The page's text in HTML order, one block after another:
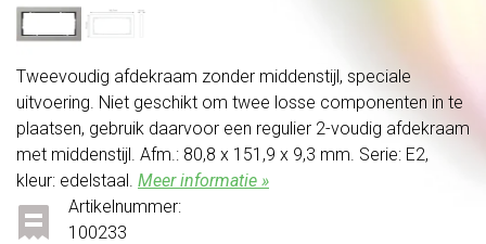
Tweevoudig afdekraam zonder middenstijl, speciale
uitvoering. Niet geschikt om twee losse componenten in te
plaatsen, gebruik daarvoor een regulier 2-voudig afdekraam
met middenstijl. Afm.: 80,8 x 151,9 x 9,3 mm. Serie: E2,
kleur: edelstaal. Meer informatie »
Artikelnummer:
100233